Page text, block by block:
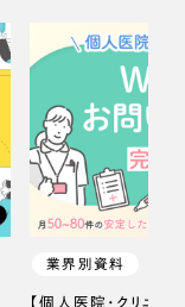
業界別資料
【個人医院・クリニッ